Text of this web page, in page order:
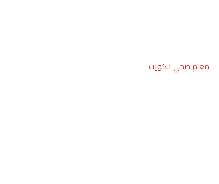
معلم صحي الكويت